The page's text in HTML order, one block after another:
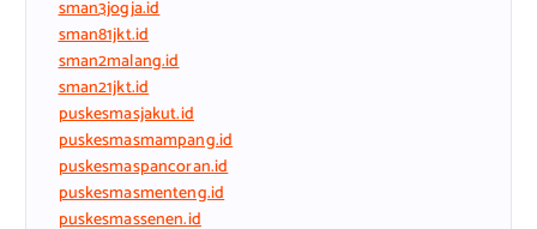
sman3jogja.id
sman81jkt.id
sman2malang.id
sman21jkt.id
puskesmasjakut.id
puskesmasmampang.id
puskesmaspancoran.id
puskesmasmenteng.id
puskesmassenen.id